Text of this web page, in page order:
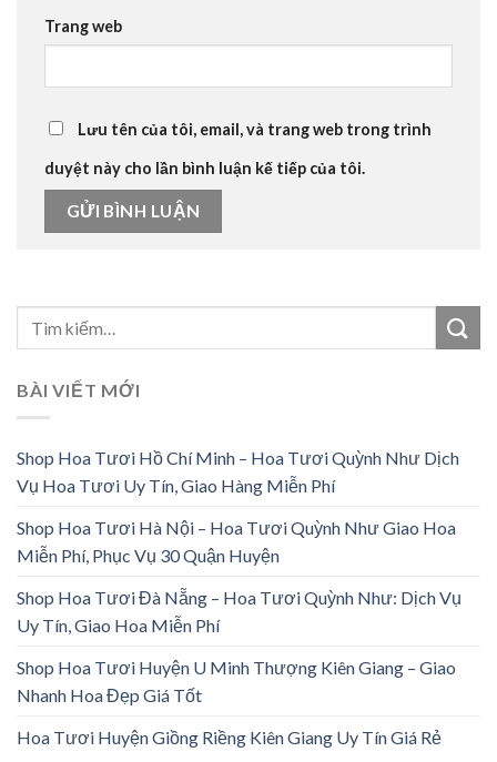
Trang web
Lưu tên của tôi, email, và trang web trong trình
duyệt này cho lần bình luận kế tiếp của tôi.
BÀI VIẾT MỚI
Shop Hoa Tươi Hồ Chí Minh – Hoa Tươi Quỳnh Như Dịch
Vụ Hoa Tươi Uy Tín, Giao Hàng Miễn Phí
Shop Hoa Tươi Hà Nội – Hoa Tươi Quỳnh Như Giao Hoa
Miễn Phí, Phục Vụ 30 Quận Huyện
Shop Hoa Tươi Đà Nẵng – Hoa Tươi Quỳnh Như: Dịch Vụ
Uy Tín, Giao Hoa Miễn Phí
Shop Hoa Tươi Huyện U Minh Thượng Kiên Giang – Giao
Nhanh Hoa Đẹp Giá Tốt
Hoa Tươi Huyện Giồng Riềng Kiên Giang Uy Tín Giá Rẻ